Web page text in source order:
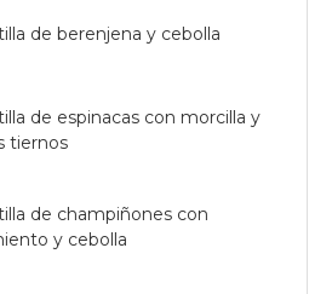
de berenjena y cebolla
de espinacas con morcilla y
tiernos
de champiñones con
y cebolla